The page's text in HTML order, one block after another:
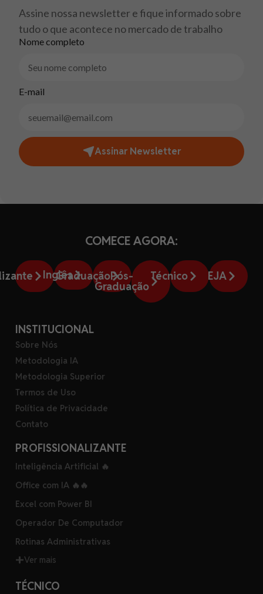
Assine nossa newsletter e fique informado sobre
tudo o que acontece no mercado de trabalho
Nome completo
E-mail
Assinar Newsletter
COMECE AGORA:
Inglês
GraduaçãoPós-
Graduação
Técnico EJA
INSTITUCIONAL
Sobre Nós
Metodologia IA
Metodologia Superior
Termos de Uso
Política de Privacidade
Contato
PROFISSIONALIZANTE
Inteligência Artificial 🔥
Office com IA 🔥🔥
Excel com Power BI
Operador De Computador
Rotinas Administrativas
Ver mais
TÉCNICO